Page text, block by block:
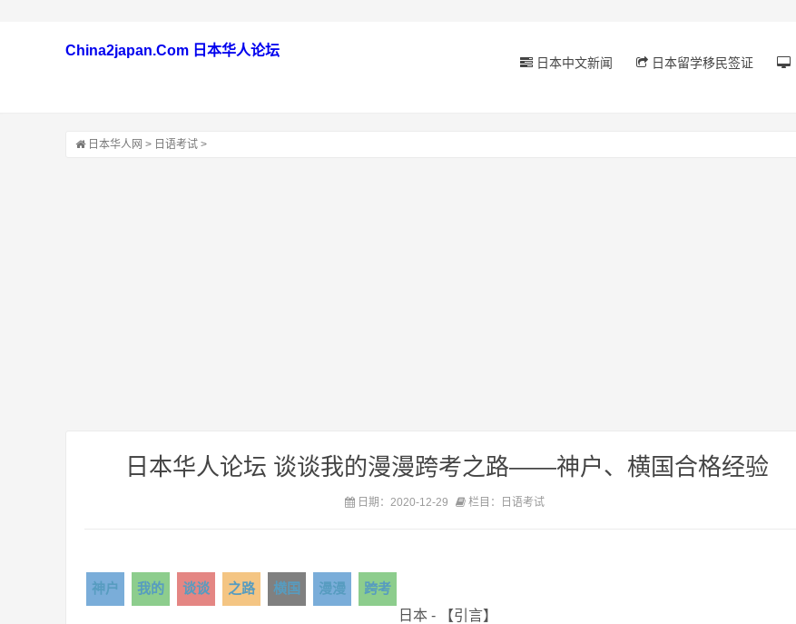
China2japan.Com 日本华人论坛
日本中文新闻 日本留学移民签证
日本华人网 > 日语考试 >
日本华人论坛 谈谈我的漫漫跨考之路——神户、横国合格经验
日期：2020-12-29 栏目：日语考试
神户 我的 谈谈 之路 横国 漫漫
跨考
日本 - 【引言】